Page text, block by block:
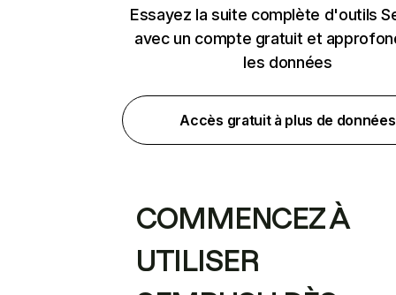
Essayez la suite complète d'outils
avec un compte gratuit et
les données
Accès gratuit à plus de données
COMMENCEZ À
UTILISER